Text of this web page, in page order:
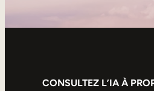
CONSULTEZ L’IA À